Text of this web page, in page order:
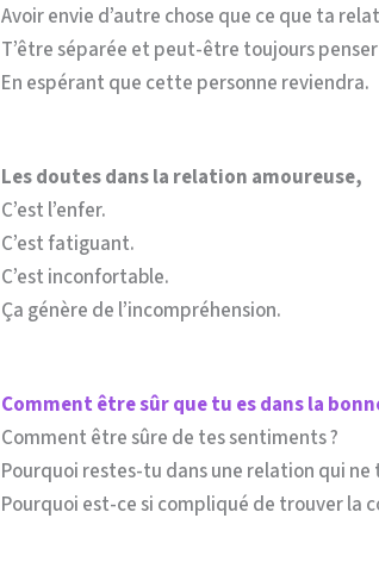
Avoir envie d’autre chose que ce que ta
T’être séparée et peut-être toujours
En espérant que cette personne reviendra.
Les doutes dans la relation amoureuse,
C’est l’enfer.
C’est fatiguant.
C’est inconfortable.
Ça génère de l’incompréhension.
Comment être sûr que tu es dans la
Comment être sûre de tes sentiments ?
Pourquoi restes-tu dans une relation qui
Pourquoi est-ce si compliqué de trouver la